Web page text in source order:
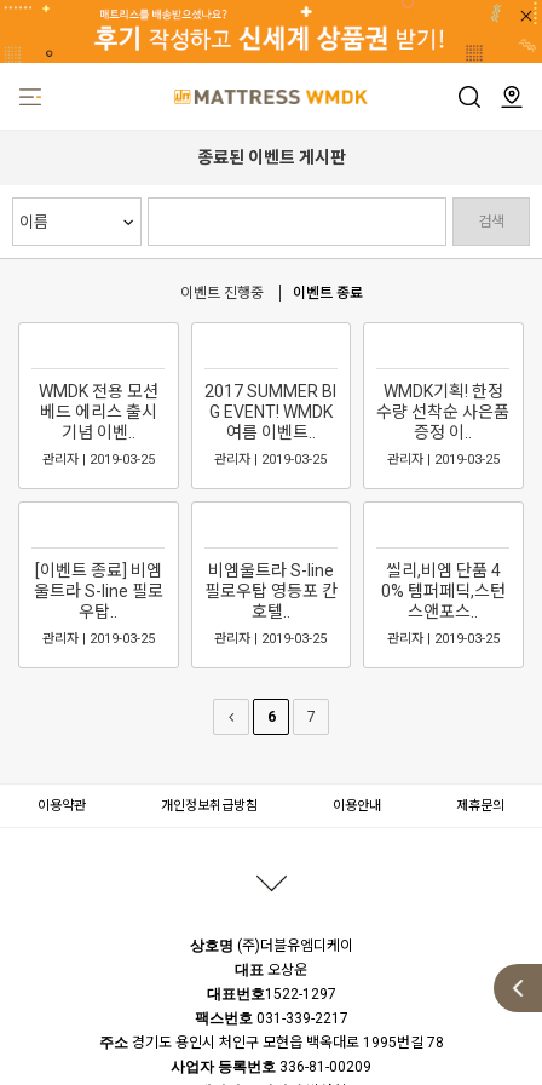
종료된 이벤트 게시판
검색
이벤트 진행중 이벤트 종료
WMDK 전용 모션
베드 에리스 출시
기념 이벤..
관리자 | 2019-03-25
2017 SUMMER BI
G EVENT! WMDK
여름 이벤트..
관리자 | 2019-03-25
WMDK기획! 한정
수량 선착순 사은품
증정 이..
관리자 | 2019-03-25
[이벤트 종료] 비엠
울트라 S-line 필로
우탑..
관리자 | 2019-03-25
비엠울트라 S-line
필로우탑 영등포 칸
호텔..
관리자 | 2019-03-25
씰리,비엠 단품 4
0% 템퍼페딕,스턴
스앤포스..
관리자 | 2019-03-25
6 7
이용약관 개인정보취급방침 이용안내 제휴문의
상호명 (주)더블유엠디케이
대표 오상운
대표번호1522-1297
팩스번호031-339-2217
주소경기도 용인시 처인구 모현읍 백옥대로 1995번길 78
사업자 등록번호 336-81-00209